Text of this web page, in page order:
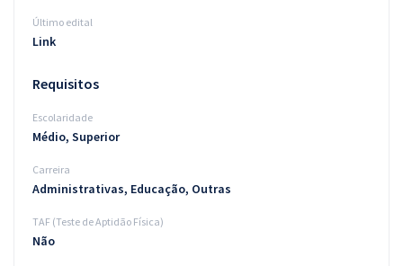
Último edital
Link
Requisitos
Escolaridade
Médio, Superior
Carreira
Administrativas, Educação, Outras
TAF (Teste de Aptidão Física)
Não